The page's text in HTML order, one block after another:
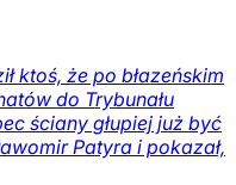
ktoś, że po błazeńskim
do Trybunału
ściany głupiej już być
Patyra i pokazał,